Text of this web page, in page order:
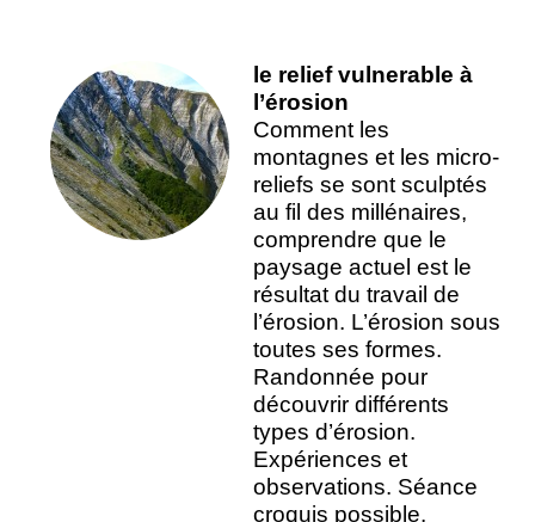
le relief vulnerable à
l’érosion
Comment les
montagnes et les micro-
reliefs se sont sculptés
au fil des millénaires,
comprendre que le
paysage actuel est le
résultat du travail de
l’érosion. L’érosion sous
toutes ses formes.
Randonnée pour
découvrir différents
types d’érosion.
Expériences et
observations. Séance
croquis possible.